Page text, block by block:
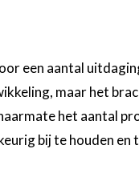
een aantal
maar het
het aantal
bij te houden en